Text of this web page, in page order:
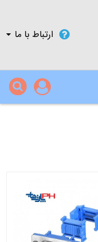
ارتباط با ما